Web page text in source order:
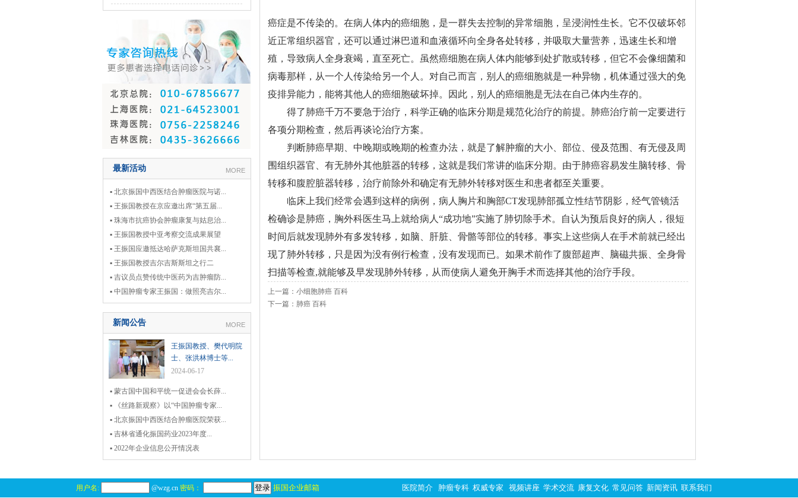
最新活动 MORE
▪ 北京振国中西医结合肿瘤医院与诺...
▪ 王振国教授在京应邀出席“第五届...
▪ 珠海市抗癌协会肿瘤康复与姑息治...
▪ 王振国教授中亚考察交流成果展望
▪ 王振国应邀抵达哈萨克斯坦国共襄...
▪ 王振国教授吉尔吉斯斯坦之行二
▪ 吉议员点赞传统中医药为吉肿瘤防...
▪ 中国肿瘤专家王振国：做照亮吉尔...
新闻公告 MORE
王振国教授、樊代明院
士、张洪林博士等...
2024-06-17
▪ 蒙古国中国和平统一促进会会长薛...
▪ 《丝路新观察》以“中国肿瘤专家...
▪ 北京振国中西医结合肿瘤医院荣获...
▪ 吉林省通化振国药业2023年度...
▪ 2022年企业信息公开情况表
癌症是不传染的。在病人体内的癌细胞，是一群失去控制的异常细胞，呈浸润性生长。它不仅破坏邻
近正常组织器官，还可以通过淋巴道和血液循环向全身各处转移，并吸取大量营养，迅速生长和增
殖，导致病人全身衰竭，直至死亡。虽然癌细胞在病人体内能够到处扩散或转移，但它不会像细菌和
病毒那样，从一个人传染给另一个人。对自己而言，别人的癌细胞就是一种异物，机体通过强大的免
疫排异能力，能将其他人的癌细胞破坏掉。因此，别人的癌细胞是无法在自己体内生存的。
得了肺癌千万不要急于治疗，科学正确的临床分期是规范化治疗的前提。肺癌治疗前一定要进行
各项分期检查，然后再谈论治疗方案。
判断肺癌早期、中晚期或晚期的检查办法，就是了解肿瘤的大小、部位、侵及范围、有无侵及周
围组织器官、有无肺外其他脏器的转移，这就是我们常讲的临床分期。由于肺癌容易发生脑转移、骨
转移和腹腔脏器转移，治疗前除外和确定有无肺外转移对医生和患者都至关重要。
临床上我们经常会遇到这样的病例，病人胸片和胸部CT发现肺部孤立性结节阴影，经气管镜活
检确诊是肺癌，胸外科医生马上就给病人“成功地”实施了肺切除手术。自认为预后良好的病人，很短
时间后就发现肺外有多发转移，如脑、肝脏、骨骼等部位的转移。事实上这些病人在手术前就已经出
现了肺外转移，只是因为没有例行检查，没有发现而已。如果术前作了腹部超声、脑磁共振、全身骨
扫描等检查,就能够及早发现肺外转移，从而使病人避免开胸手术而选择其他的治疗手段。
上一篇： 小细胞肺癌 百科
下一篇： 肺癌 百科
用户名: @wzg.cn 密码： 振国企业邮箱 医院简介 肿瘤专科 权威专家 视频讲座 学术交流 康复文化 常见问答 新闻资讯 联系我们